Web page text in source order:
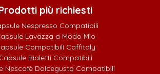
più richiesti
Nespresso Compatibili
Lavazza a Modo Mio
Compatibili Caffitaly
Bialetti Compatibili
Nescafè Dolcegusto Compatibili